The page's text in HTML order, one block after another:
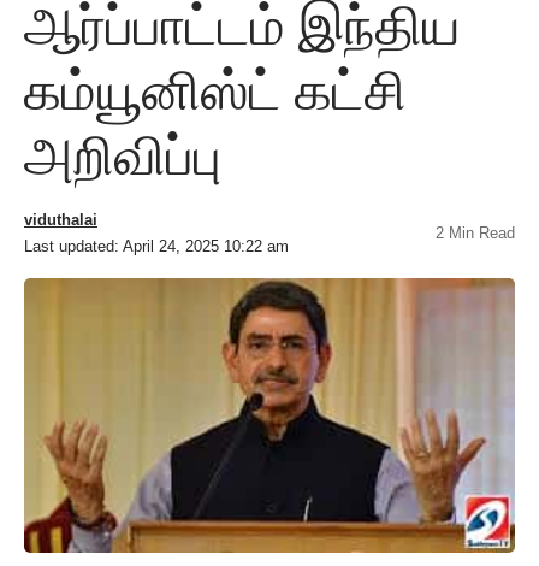
ஆர்ப்பாட்டம் இந்திய
கம்யூனிஸ்ட் கட்சி
அறிவிப்பு
Last updated: April 24, 2025 10:22 am
viduthalai
2 Min Read